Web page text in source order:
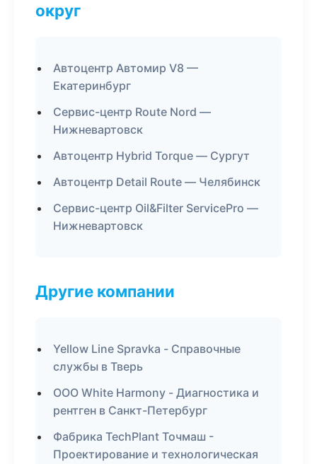
округ
Автоцентр Автомир V8 —
Екатеринбург
Сервис-центр Route Nord —
Нижневартовск
Автоцентр Hybrid Torque — Сургут
Автоцентр Detail Route — Челябинск
Сервис-центр Oil&Filter ServicePro —
Нижневартовск
Другие компании
Yellow Line Spravka - Справочные
службы в Тверь
ООО White Harmony - Диагностика и
рентген в Санкт-Петербург
Фабрика TechPlant Точмаш -
Проектирование и технологическая